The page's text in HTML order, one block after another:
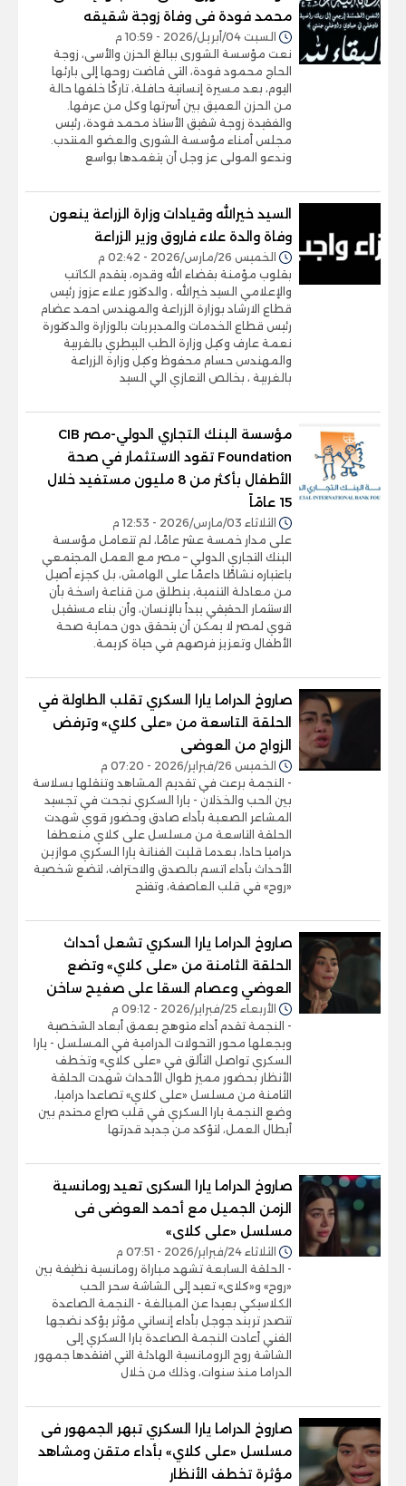
محمد فودة فى وفاة زوجة شقيقه
السبت 04/أبريل/2026 - 10:59 م
نعت مؤسسة الشورى ببالغ الحزن والأسى، زوجة
الحاج محمود فودة، التى فاضت روحها إلى بارئها
اليوم، بعد مسيرة إنسانية حافلة، تاركًا خلفها حالة
من الحزن العميق بين أسرتها وكل من عرفها.
والفقيدة زوجة شقيق الأستاذ محمد فودة، رئيس
مجلس أمناء مؤسسة الشورى والعضو المنتدب.
وندعو المولى عز وجل أن يتغمدها بواسع
السيد خيرالله وقيادات وزارة الزراعة ينعون
وفاة والدة علاء فاروق وزير الزراعة
الخميس 26/مارس/2026 - 02:42 م
بقلوب مؤمنة بقضاء الله وقدره، يتقدم الكاتب
والإعلامي السيد خيرالله ، والدكتور علاء عزوز رئيس
قطاع الارشاد بوزارة الزراعة والمهندس احمد عضام
رئيس قطاع الخدمات والمديريات بالوزارة والدكتورة
نعمة عارف وكيل وزارة الطب البيطري بالغربية
والمهندس حسام محفوظ وكيل وزارة الزراعة
بالغربية ، بخالص التعازي الي السيد
مؤسسة البنك التجاري الدولي-مصر CIB
Foundation تقود الاستثمار في صحة
الأطفال بأكثر من 8 مليون مستفيد خلال
15 عامًاً
الثلاثاء 03/مارس/2026 - 12:53 م
على مدار خمسة عشر عامًا، لم تتعامل مؤسسة
البنك التجاري الدولي – مصر مع العمل المجتمعي
باعتباره نشاطًا داعمًا على الهامش، بل كجزء أصيل
من معادلة التنمية، ينطلق من قناعة راسخة بأن
الاستثمار الحقيقي يبدأ بالإنسان، وأن بناء مستقبل
قوي لمصر لا يمكن أن يتحقق دون حماية صحة
الأطفال وتعزيز فرصهم في حياة كريمة.
صاروخ الدراما يارا السكري تقلب الطاولة في
الحلقة التاسعة من «على كلاي» وترفض
الزواج من العوضى
الخميس 26/فبراير/2026 - 07:20 م
- النجمة برعت في تقديم المشاهد وتنقلها بسلاسة
بين الحب والخذلان - يارا السكري نجحت في تجسيد
المشاعر الصعبة بأداء صادق وحضور قوي شهدت
الحلقة التاسعة من مسلسل على كلاي منعطفا
دراميا حادا، بعدما قلبت الفنانة يارا السكري موازين
الأحداث بأداء اتسم بالصدق والاحتراف، لتضع شخصية
«روح» في قلب العاصفة، وتفتح
صاروخ الدراما يارا السكري تشعل أحداث
الحلقة الثامنة من «على كلاي» وتضع
العوضي وعصام السقا على صفيح ساخن
الأربعاء 25/فبراير/2026 - 09:12 م
- النجمة تقدم أداء متوهج يعمق أبعاد الشخصية
ويجعلها محور التحولات الدرامية في المسلسل - يارا
السكري تواصل التألق في «على كلاي» وتخطف
الأنظار بحضور مميز طوال الأحداث شهدت الحلقة
الثامنة من مسلسل «على كلاي» تصاعدا دراميا،
وضع النجمة يارا السكري في قلب صراع محتدم بين
أبطال العمل، لتؤكد من جديد قدرتها
صاروخ الدراما يارا السكرى تعيد رومانسية
الزمن الجميل مع أحمد العوضى فى
مسلسل «على كلاى»
الثلاثاء 24/فبراير/2026 - 07:51 م
- الحلقة السابعة تشهد مباراة رومانسية نظيفة بين
«روح» و«كلاى» تعيد إلى الشاشة سحر الحب
الكلاسيكي بعيدا عن المبالغة - النجمة الصاعدة
تتصدر تريند جوجل بأداء إنساني مؤثر يؤكد نضجها
الفني أعادت النجمة الصاعدة يارا السكري إلى
الشاشة روح الرومانسية الهادئة التي افتقدها جمهور
الدراما منذ سنوات، وذلك من خلال
صاروخ الدراما يارا السكري تبهر الجمهور فى
مسلسل «على كلاي» بأداء متقن ومشاهد
مؤثرة تخطف الأنظار